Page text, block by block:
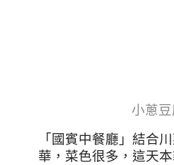
小蔥
「國賓中餐廳」結合
華，菜色很多，這天